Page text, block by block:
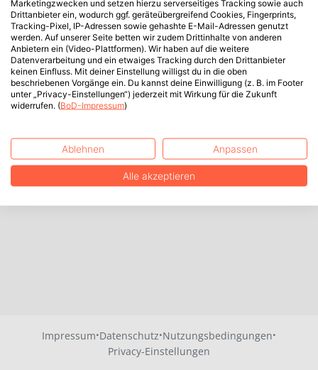
Impressum·Datenschutz·Nutzungsbedingungen·
Privacy-Einstellungen
Marketingzwecken und setzen hierzu serverseitiges Tracking sowie auch
Drittanbieter ein, wodurch ggf. geräteübergreifend Cookies, Fingerprints,
Tracking-Pixel, IP-Adressen sowie gehashte E-Mail-Adressen genutzt
werden. Auf unserer Seite betten wir zudem Drittinhalte von anderen
Anbietern ein (Video-Plattformen). Wir haben auf die weitere
Datenverarbeitung und ein etwaiges Tracking durch den Drittanbieter
keinen Einfluss. Mit deiner Einstellung willigst du in die oben
beschriebenen Vorgänge ein. Du kannst deine Einwilligung (z. B. im Footer
unter „Privacy-Einstellungen“) jederzeit mit Wirkung für die Zukunft
widerrufen. (BoD-Impressum)
Ablehnen Anpassen
Alle akzeptieren